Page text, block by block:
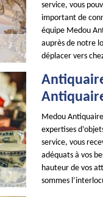
service, vous
important de
équipe Medou
auprès de notre
déplacer vers
Medou
expertises
service, vous
adéquats à vos
hauteur de vos
sommes